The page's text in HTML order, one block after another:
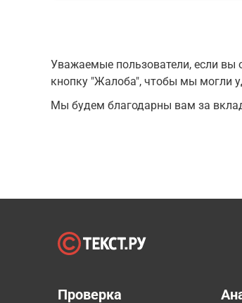
Уважаемые пользователи, если вы
кнопку "Жалоба", чтобы мы могли
Мы будем благодарны вам за
Проверка